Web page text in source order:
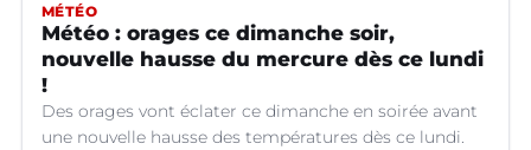
MÉTÉO
Météo : orages ce dimanche soir,
nouvelle hausse du mercure dès ce lundi
!
Des orages vont éclater ce dimanche en soirée avant
une nouvelle hausse des températures dès ce lundi.